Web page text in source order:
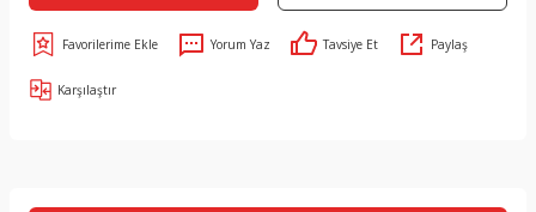
Yorum Yaz Tavsiye Et Paylaş
Karşılaştır